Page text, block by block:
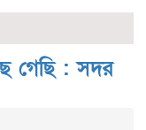
গেছি : সদর